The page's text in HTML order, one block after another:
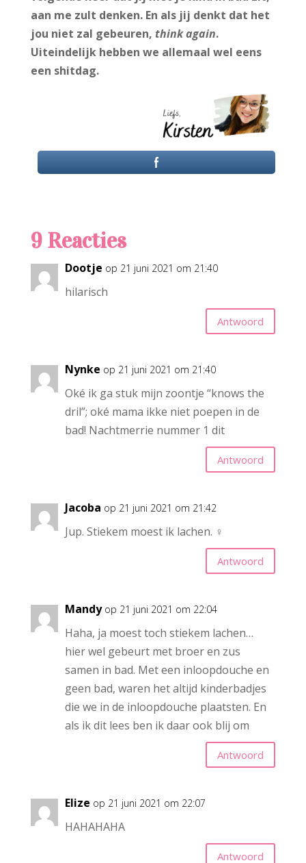
aan me zult denken. En als jij denkt dat het
jou niet zal gebeuren, think again.
Uiteindelijk hebben we allemaal wel eens
een shitdag.
9 Reacties
Dootje op 21 juni 2021 om 21:40
hilarisch
Antwoord
Nynke op 21 juni 2021 om 21:40
Oké ik ga stuk mijn zoontje “knows the
dril”; oké mama ikke niet poepen in de
bad! Nachtmerrie nummer 1 dit
Antwoord
Jacoba op 21 juni 2021 om 21:42
Jup. Stiekem moest ik lachen. ‍♀️
Antwoord
Mandy op 21 juni 2021 om 22:04
Haha, ja moest toch stiekem lachen…
hier wel gebeurt met broer en zus
samen in bad. Met een inloopdouche en
geen bad, waren het altijd kinderbadjes
die we in de inloopdouche plaatsten. En
als ik dit lees ben ik daar ook blij om
Antwoord
Elize op 21 juni 2021 om 22:07
HAHAHAHA
Antwoord